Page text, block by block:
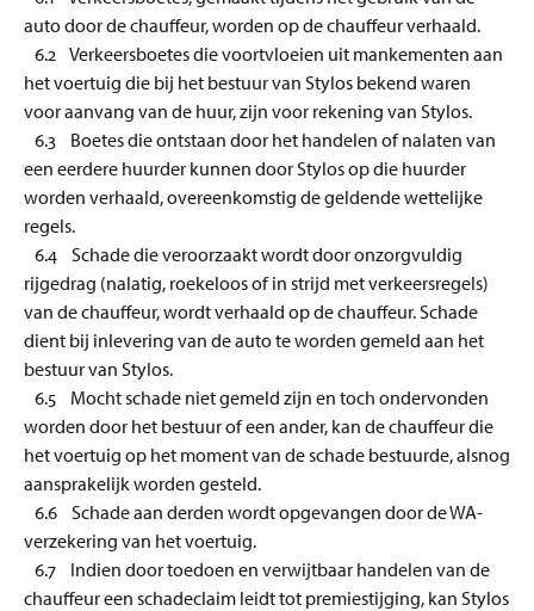
auto door de chauffeur, worden op de chauffeur verhaald.
6.2 Verkeersboetes die voortvloeien uit mankementen aan
het voertuig die bij het bestuur van Stylos bekend waren
voor aanvang van de huur, zijn voor rekening van Stylos.
6.3 Boetes die ontstaan door het handelen of nalaten van
een eerdere huurder kunnen door Stylos op die huurder
worden verhaald, overeenkomstig de geldende wettelijke
regels.
6.4 Schade die veroorzaakt wordt door onzorgvuldig
rijgedrag (nalatig, roekeloos of in strijd met verkeersregels)
van de chauffeur, wordt verhaald op de chauffeur. Schade
dient bij inlevering van de auto te worden gemeld aan het
bestuur van Stylos.
6.5 Mocht schade niet gemeld zijn en toch ondervonden
worden door het bestuur of een ander, kan de chauffeur die
het voertuig op het moment van de schade bestuurde, alsnog
aansprakelijk worden gesteld.
6.6 Schade aan derden wordt opgevangen door de WA-
verzekering van het voertuig.
6.7 Indien door toedoen en verwijtbaar handelen van de
chauffeur een schadeclaim leidt tot premiestijging, kan Stylos